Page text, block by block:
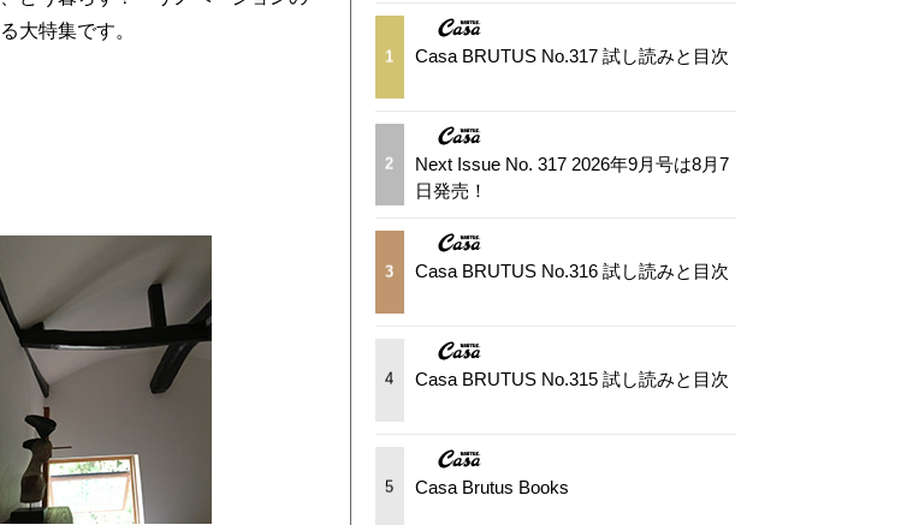
大特集です。
1 Casa BRUTUS No.317 試し読みと目次
2
Next Issue No. 317 2026年9月号は8月7
日発売！
3 Casa BRUTUS No.316 試し読みと目次
4 Casa BRUTUS No.315 試し読みと目次
5 Casa Brutus Books